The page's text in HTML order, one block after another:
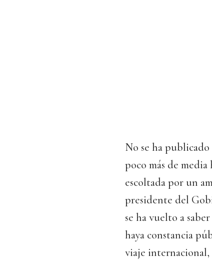
No se ha
poco más de
escoltada por un
presidente del
se ha vuelto a
haya constancia
viaje